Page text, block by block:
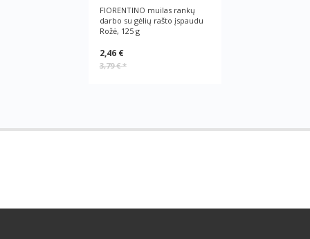
FIORENTINO muilas rankų
darbo su gėlių rašto įspaudu
Rožė, 125 g
2,46 €
3,79 €*